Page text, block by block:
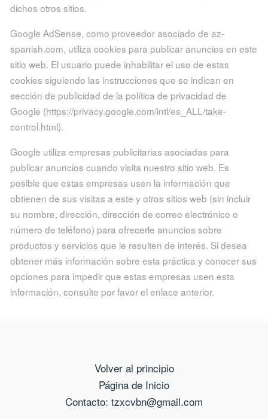
dichos otros sitios.
Google AdSense, como proveedor asociado de az-
spanish.com, utiliza cookies para publicar anuncios en este
sitio web. El usuario puede inhabilitar el uso de estas
cookies siguiendo las instrucciones que se indican en
sección de publicidad de la política de privacidad de
Google (https://privacy.google.com/intl/es_ALL/take-
control.html).
Google utiliza empresas publicitarias asociadas para
publicar anuncios cuando visita nuestro sitio web. Es
posible que estas empresas usen la información que
obtienen de sus visitas a este y otros sitios web (sin incluir
su nombre, dirección, dirección de correo electrónico o
número de teléfono) para ofrecerle anuncios sobre
productos y servicios que le resulten de interés. Si desea
obtener más información sobre esta práctica y conocer sus
opciones para impedir que estas empresas usen esta
información, consulte por favor el enlace anterior.
Volver al principio
Página de Inicio
Contacto: tzxcvbn@gmail.com